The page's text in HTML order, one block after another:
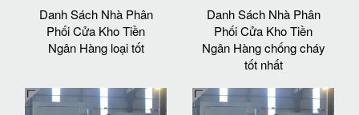
Danh Sách Nhà Phân
Phối Cửa Kho Tiền
Ngân Hàng loại tốt
Danh Sách Nhà Phân
Phối Cửa Kho Tiền
Ngân Hàng chống cháy
tốt nhất